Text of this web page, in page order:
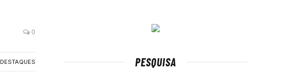
0
DESTAQUES PESQUISA